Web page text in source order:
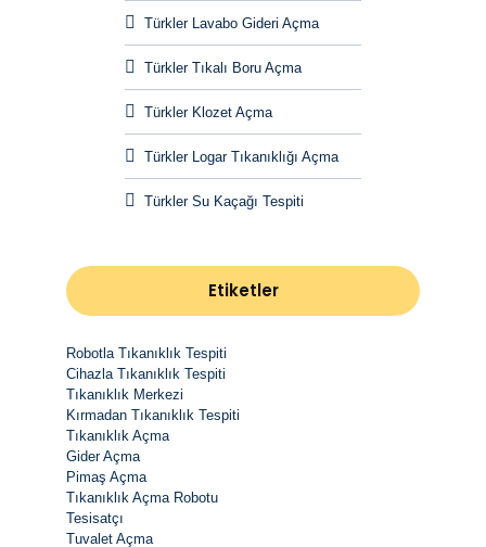
Türkler Lavabo Gideri Açma
Türkler Tıkalı Boru Açma
Türkler Klozet Açma
Türkler Logar Tıkanıklığı Açma
Türkler Su Kaçağı Tespiti
Etiketler
Robotla Tıkanıklık Tespiti
Cihazla Tıkanıklık Tespiti
Tıkanıklık Merkezi
Kırmadan Tıkanıklık Tespiti
Tıkanıklık Açma
Gider Açma
Pimaş Açma
Tıkanıklık Açma Robotu
Tesisatçı
Tuvalet Açma